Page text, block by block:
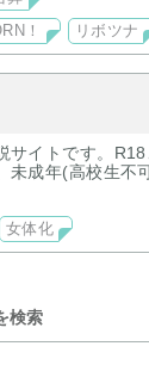
！
リボツナ
サイトです。
成年(高校生不
崩壊などが含ま
女体化
検索